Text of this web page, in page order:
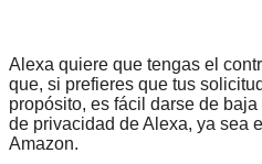
Alexa quiere que tengas el
que, si prefieres que tus
propósito, es fácil darse de
de privacidad de Alexa, ya sea
Amazon.